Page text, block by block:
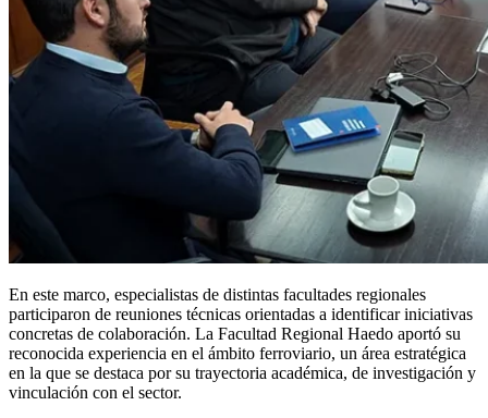
En este marco, especialistas de distintas facultades regionales
participaron de reuniones técnicas orientadas a identificar iniciativas
concretas de colaboración. La Facultad Regional Haedo aportó su
reconocida experiencia en el ámbito ferroviario, un área estratégica
en la que se destaca por su trayectoria académica, de investigación y
vinculación con el sector.